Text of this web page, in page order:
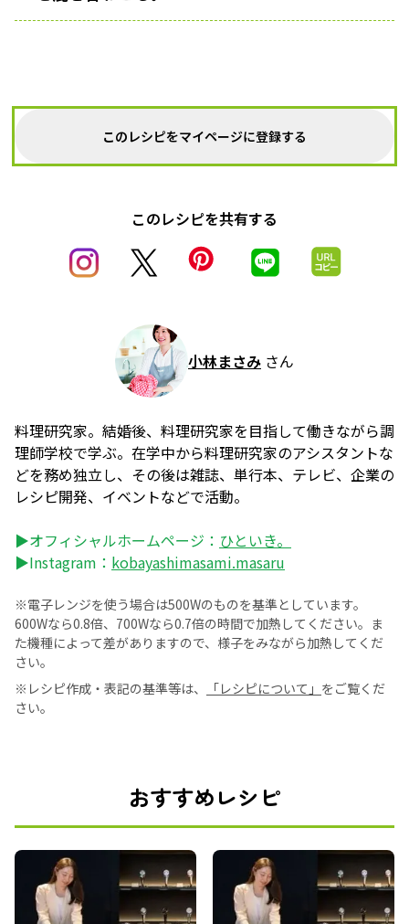
このレシピをマイページに登録する
このレシピを共有する
小林まさみ さん
料理研究家。結婚後、料理研究家を目指して働きながら調
理師学校で学ぶ。在学中から料理研究家のアシスタントな
どを務め独立し、その後は雑誌、単行本、テレビ、企業の
レシピ開発、イベントなどで活動。
▶オフィシャルホームページ： ひといき。
▶Instagram： kobayashimasami.masaru
※電子レンジを使う場合は500Wのものを基準としています。
600Wなら0.8倍、700Wなら0.7倍の時間で加熱してください。ま
た機種によって差がありますので、様子をみながら加熱してくだ
さい。
※レシピ作成・表記の基準等は、
「レシピについて」 をご覧くだ
さい。
おすすめレシピ